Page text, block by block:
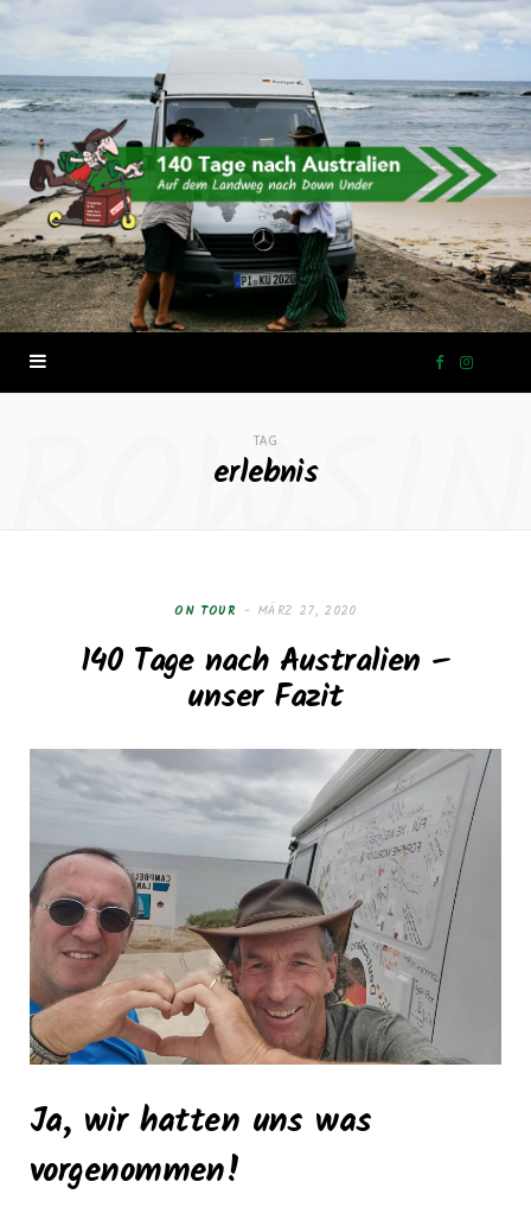
F
o
I
TAG
erlebnis
ON TOUR MÄRZ 27, 2020
140 Tage nach Australien –
unser Fazit
Ja, wir hatten uns was
vorgenommen!